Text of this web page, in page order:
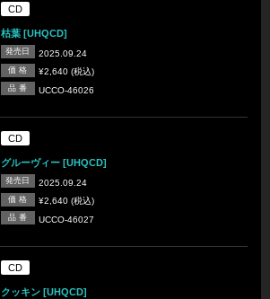
CD
枯葉 [UHQCD]
発売日 2025.09.24
価 格 ¥2,640 (税込)
品 番 UCCO-46026
CD
グルーヴィー [UHQCD]
発売日 2025.09.24
価 格 ¥2,640 (税込)
品 番 UCCO-46027
CD
クッキン [UHQCD]